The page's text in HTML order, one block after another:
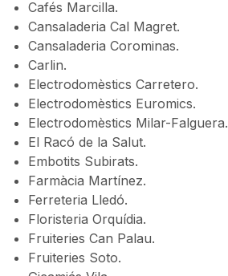
Cafés Marcilla.
Cansaladeria Cal Magret.
Cansaladeria Corominas.
Carlin.
Electrodomèstics Carretero.
Electrodomèstics Euromics.
Electrodomèstics Milar-Falguera.
El Racó de la Salut.
Embotits Subirats.
Farmàcia Martínez.
Ferreteria Lledó.
Floristeria Orquídia.
Fruiteries Can Palau.
Fruiteries Soto.